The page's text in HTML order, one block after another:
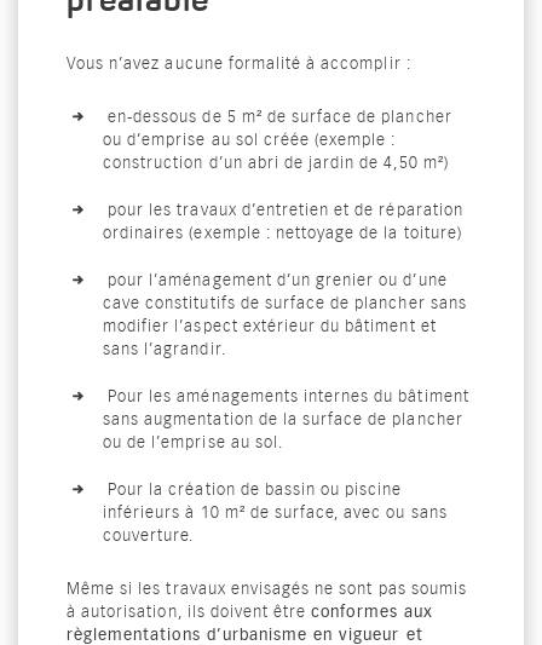
Vous n’avez aucune formalité à accomplir :
en-dessous de 5 m² de surface de plancher
ou d’emprise au sol créée (exemple :
construction d’un abri de jardin de 4,50 m²)
pour les travaux d’entretien et de réparation
ordinaires (exemple : nettoyage de la toiture)
pour l’aménagement d’un grenier ou d’une
cave constitutifs de surface de plancher sans
modifier l’aspect extérieur du bâtiment et
sans l’agrandir.
Pour les aménagements internes du bâtiment
sans augmentation de la surface de plancher
ou de l’emprise au sol.
Pour la création de bassin ou piscine
inférieurs à 10 m² de surface, avec ou sans
couverture.
Même si les travaux envisagés ne sont pas soumis
à autorisation, ils doivent êtreconformes aux
règlementations d’urbanisme en vigueur et